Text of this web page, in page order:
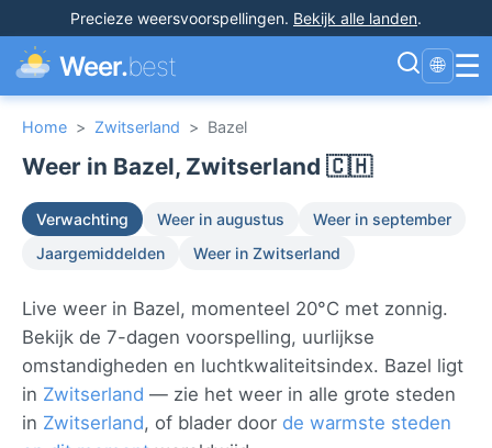
Precieze weersvoorspellingen. Bekijk alle landen.
Weer.best 🌐 ☰
Home > Zwitserland > Bazel
Weer in Bazel, Zwitserland 🇨🇭
Verwachting Weer in augustus
Weer in september
Jaargemiddelden
Weer in Zwitserland
Live weer in Bazel, momenteel 20°C met zonnig.
Bekijk de 7-dagen voorspelling, uurlijkse
omstandigheden en luchtkwaliteitsindex. Bazel ligt
in Zwitserland — zie het weer in alle grote steden
in Zwitserland, of blader door de warmste steden